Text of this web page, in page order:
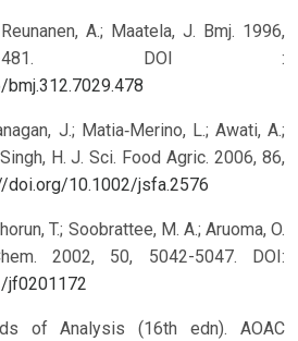
A.; Maatela, J. Bmj. 1996,
481. DOI :
J.; Matia‐Merino, L.; Awati, A.;
H. J. Sci. Food Agric. 2006, 86,
doi.org/10.1002/jsfa.2576
T.; Soobrattee, M. A.; Aruoma, O.
2002, 50, 5042-5047. DOI:
jf0201172
of Analysis (16th edn). AOAC